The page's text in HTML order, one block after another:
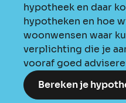
hypotheek en daar
hypotheken en hoe
woonwensen waar
verplichting die je
vooraf goed
Bereken je